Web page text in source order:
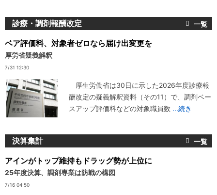
診療・調剤報酬改定
ベア評価料、対象者ゼロなら届け出変更を
厚労省疑義解釈
7/31 12:30
厚生労働省は30日に示した2026年度診療報
酬改定の疑義解釈資料（その11）で、調剤ベー
スアップ評価料などの対象職員数 ...続き
決算集計
アインがトップ維持もドラッグ勢が上位に
25年度決算、調剤専業は防戦の構図
7/16 04:50